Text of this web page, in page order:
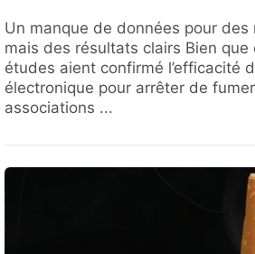
Un manque de données pour des
mais des résultats clairs Bien
études aient confirmé l’efficacité
électronique pour arrêter de
associations ...